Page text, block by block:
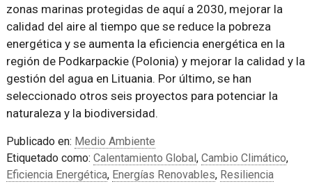
zonas marinas protegidas de aquí a 2030, mejorar la
calidad del aire al tiempo que se reduce la pobreza
energética y se aumenta la eficiencia energética en la
región de Podkarpackie (Polonia) y mejorar la calidad y la
gestión del agua en Lituania. Por último, se han
seleccionado otros seis proyectos para potenciar la
naturaleza y la biodiversidad.
Publicado en: Medio Ambiente
Etiquetado como: Calentamiento Global , Cambio Climático,
Eficiencia Energética, Energías Renovables, Resiliencia